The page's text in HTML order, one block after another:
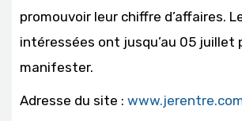
promouvoir leur chiffre d’affaires.
intéressées ont jusqu’au 05 juillet
manifester.
Adresse du site :